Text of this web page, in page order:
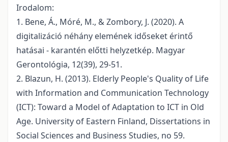
Irodalom:
1. Bene, Á., Móré, M., & Zombory, J. (2020). A
digitalizáció néhány elemének időseket érintő
hatásai - karantén előtti helyzetkép. Magyar
Gerontológia, 12(39), 29-51.
2. Blazun, H. (2013). Elderly People's Quality of Life
with Information and Communication Technology
(ICT): Toward a Model of Adaptation to ICT in Old
Age. University of Eastern Finland, Dissertations in
Social Sciences and Business Studies, no 59.